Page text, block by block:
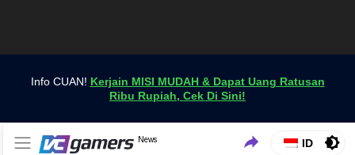
Info CUAN! Kerjain MISI MUDAH & Dapat Uang Ratusan
Ribu Rupiah, Cek Di Sini!
VCGamers News
News
Dapatkan Berita Games Terbaru Hanya di VCGamers
ID